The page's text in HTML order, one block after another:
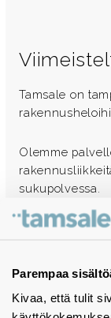
Parempaa
Kivaa, että tulit
Tamsale on
Olemme
sukupolvessa.
Ota yhteyttä -
Tuotekuvastot
Instagram